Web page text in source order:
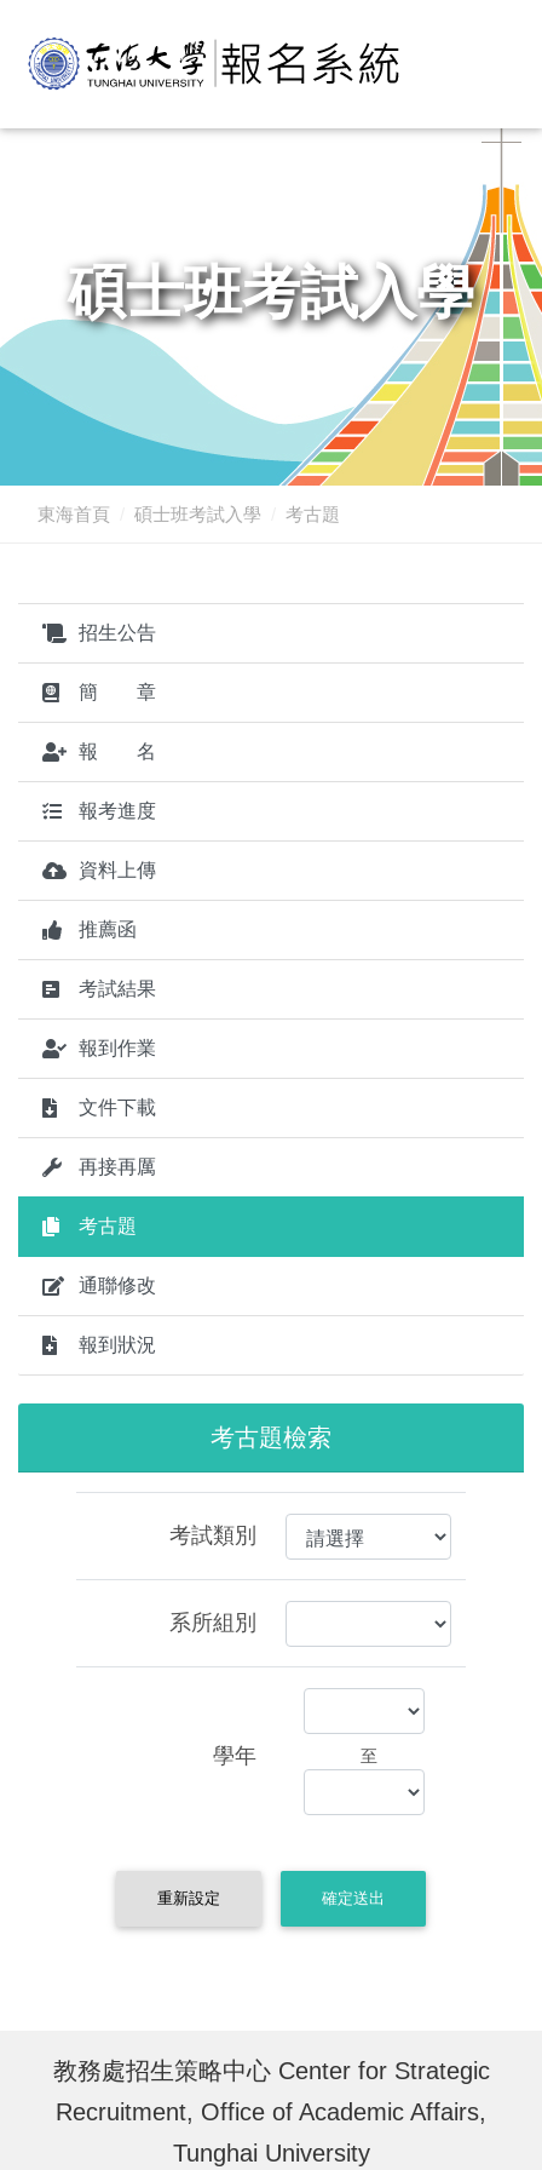
碩士班考試入學
東海首頁 碩士班考試入學 考古題
招生公告
簡 章
報 名
報考進度
資料上傳
推薦函
考試結果
報到作業
文件下載
再接再厲
考古題
通聯修改
報到狀況
考古題檢索
考試類別
系所組別
學年 至
重新設定 確定送出
教務處招生策略中心 Center for Strategic
Recruitment, Office of Academic Affairs,
Tunghai University